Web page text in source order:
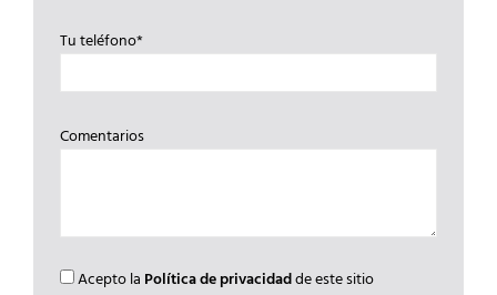
Tu teléfono*
Comentarios
Acepto la Política de privacidadde este sitio